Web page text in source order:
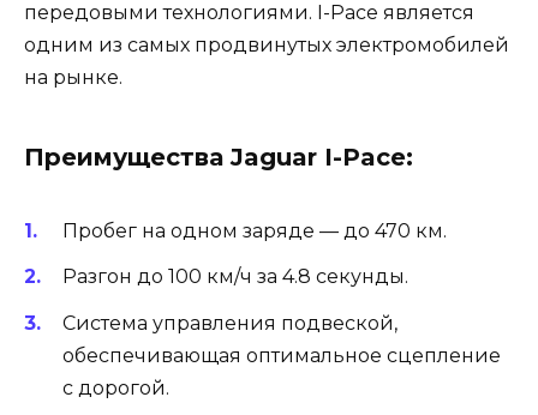
передовыми технологиями. I-Pace является
одним из самых продвинутых электромобилей
на рынке.
Преимущества Jaguar I-Pace:
Пробег на одном заряде — до 470 км.
Разгон до 100 км/ч за 4.8 секунды.
Система управления подвеской,
обеспечивающая оптимальное сцепление
с дорогой.